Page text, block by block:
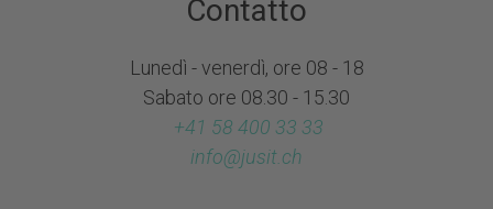
Contatto
Lunedì - venerdì, ore 08 - 18
Sabato ore 08.30 - 15.30
+41 58 400 33 33
info@jusit.ch